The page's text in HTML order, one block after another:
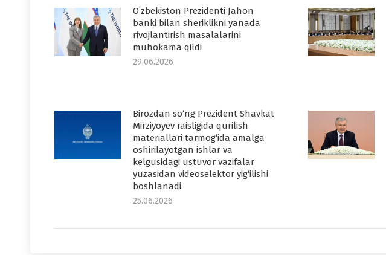
Oʻzbekiston Prezidenti Jahon
banki bilan sheriklikni yanada
rivojlantirish masalalarini
muhokama qildi
29.06.2026
Birozdan so‘ng Prezident Shavkat
Mirziyoyev raisligida qurilish
materiallari tarmog‘ida amalga
oshirilayotgan ishlar va
kelgusidagi ustuvor vazifalar
yuzasidan videoselektor yig‘ilishi
boshlanadi.
25.06.2026